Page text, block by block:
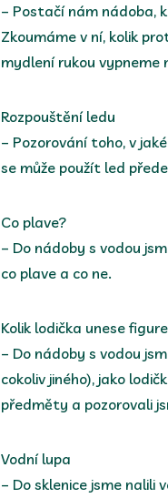
– Postačí nám nádoba,
Zkoumáme v ní, kolik
mydlení rukou vypneme
Rozpouštění ledu
– Pozorování toho, v
se může použít led
Co plave?
– Do nádoby s vodou
co plave a co ne.
Kolik lodička unese
– Do nádoby s vodou
cokoliv jiného), jako
předměty a pozorovali
Vodní lupa
– Do sklenice jsme nalili